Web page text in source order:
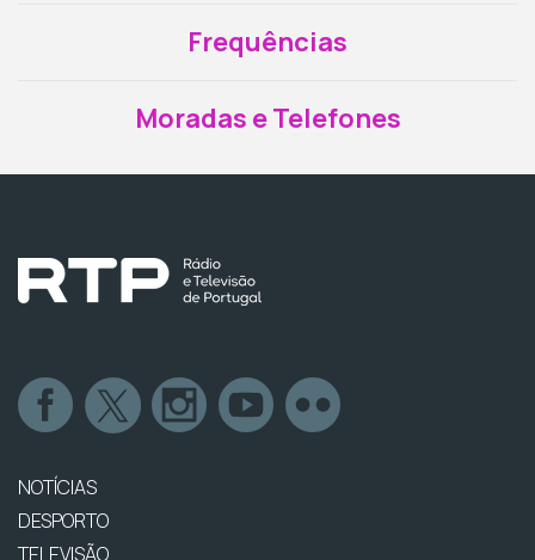
Frequências
Moradas e Telefones
NOTÍCIAS
DESPORTO
TELEVISÃO